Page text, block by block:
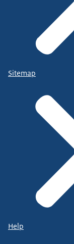
Sitemap
Help